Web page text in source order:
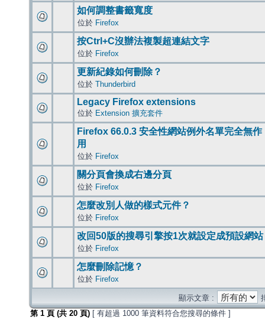
如何調整書籤寬度
位於 Firefox
按Ctrl+C沒辦法複製超連結文字
位於 Firefox
更新紀錄如何刪除？
位於 Thunderbird
Legacy Firefox extensions
位於 Extension 擴充套件
Firefox 66.0.3 安全性網站例外名單完全無作
用
位於 Firefox
關分頁會換成右邊分頁
位於 Firefox
怎麼改別人做的樣式元件？
位於 Firefox
改回50版的搜尋引擎按1次就設定成預設網站
位於 Firefox
怎麼刪除記憶？
位於 Firefox
顯示文章 :
第 1 頁 (共 20 頁) [ 有超過 1000 筆資料符合您搜尋的條件 ]